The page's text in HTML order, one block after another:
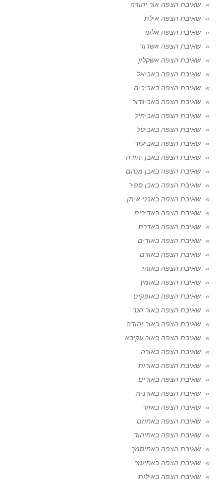
שאיבת הצפה אור יהודה
שאיבת הצפה אילת
שאיבת הצפה אלעד
שאיבת הצפה אשדוד
שאיבת הצפה אשקלון
שאיבת הצפה באביאל
שאיבת הצפה באביבים
שאיבת הצפה באביגדור
שאיבת הצפה באביחיל
שאיבת הצפה באביטל
שאיבת הצפה באביעזר
שאיבת הצפה באבן יהודה
שאיבת הצפה באבן מנחם
שאיבת הצפה באבן ספיר
שאיבת הצפה באבני איתן
שאיבת הצפה באדירים
שאיבת הצפה באדרת
שאיבת הצפה באודים
שאיבת הצפה באודם
שאיבת הצפה באוהד
שאיבת הצפה באומץ
שאיבת הצפה באופקים
שאיבת הצפה באור הנר
שאיבת הצפה באור יהודה
שאיבת הצפה באור עקיבא
שאיבת הצפה באורה
שאיבת הצפה באורות
שאיבת הצפה באורים
שאיבת הצפה באורנית
שאיבת הצפה באזור
שאיבת הצפה באחוזם
שאיבת הצפה באחיהוד
שאיבת הצפה באחיסמך
שאיבת הצפה באחיעזר
שאיבת הצפה באילות